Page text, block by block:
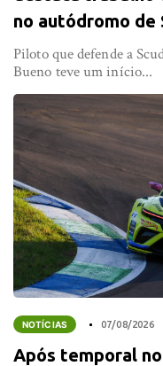
no autódromo de
Piloto que defende a
Bueno teve um início...
NOTÍCIAS 07/08/2026
Após temporal no